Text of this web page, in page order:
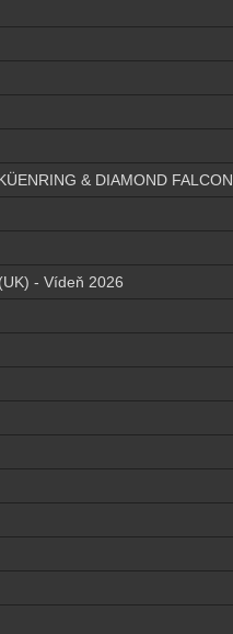
& DIAMOND FALCON
- Vídeň 2026